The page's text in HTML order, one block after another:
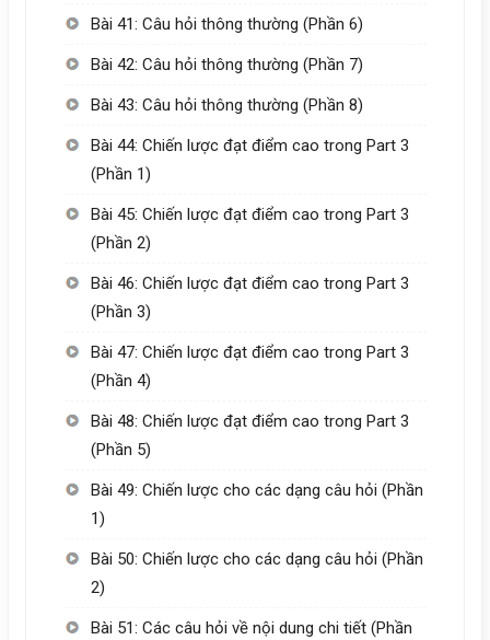
Bài 41: Câu hỏi thông thường (Phần 6)
Bài 42: Câu hỏi thông thường (Phần 7)
Bài 43: Câu hỏi thông thường (Phần 8)
Bài 44: Chiến lược đạt điểm cao trong Part 3
(Phần 1)
Bài 45: Chiến lược đạt điểm cao trong Part 3
(Phần 2)
Bài 46: Chiến lược đạt điểm cao trong Part 3
(Phần 3)
Bài 47: Chiến lược đạt điểm cao trong Part 3
(Phần 4)
Bài 48: Chiến lược đạt điểm cao trong Part 3
(Phần 5)
Bài 49: Chiến lược cho các dạng câu hỏi (Phần
1)
Bài 50: Chiến lược cho các dạng câu hỏi (Phần
2)
Bài 51: Các câu hỏi về nội dung chi tiết (Phần